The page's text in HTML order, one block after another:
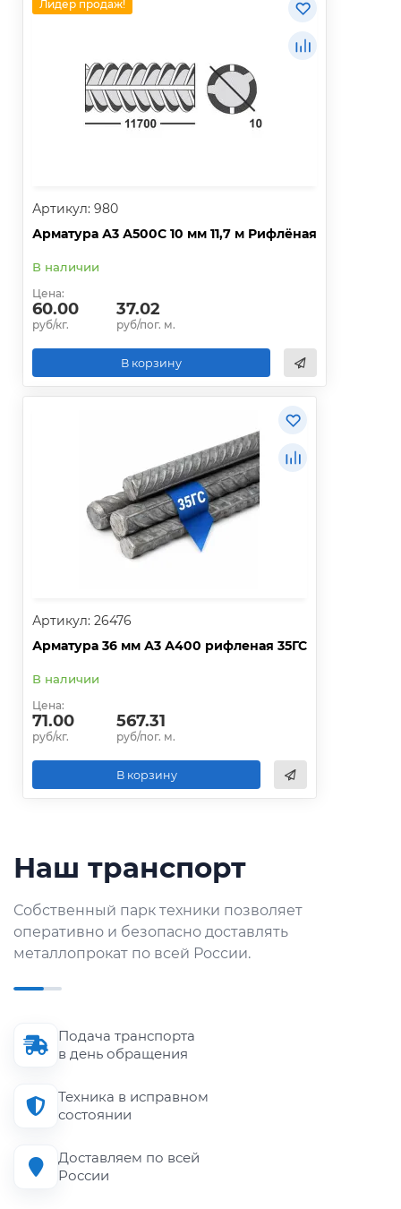
Лидер продаж!
Артикул: 980
Арматура А3 А500С 10 мм 11,7 м Рифлёная
В наличии
Цена:
60.00
руб/кг.
37.02
руб/пог. м.
В корзину
Артикул: 26476
Арматура 36 мм А3 А400 рифленая 35ГС
В наличии
Цена:
71.00
руб/кг.
567.31
руб/пог. м.
В корзину
Наш транспорт
Собственный парк техники позволяет
оперативно и безопасно доставлять
металлопрокат по всей России.
Подача транспорта
в день обращения
Техника в исправном
состоянии
Доставляем по всей
России